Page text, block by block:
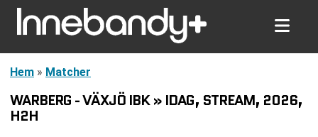
Hem » Matcher
WARBERG - VÄXJÖ IBK » IDAG, STREAM, 2026,
H2H